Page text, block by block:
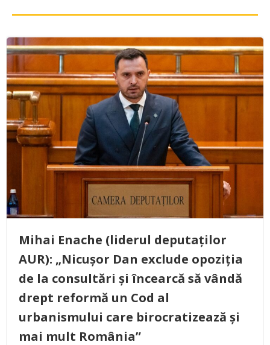
Mihai Enache (liderul deputaților
AUR): „Nicușor Dan exclude opoziția
de la consultări și încearcă să vândă
drept reformă un Cod al
urbanismului care birocratizează și
mai mult România”